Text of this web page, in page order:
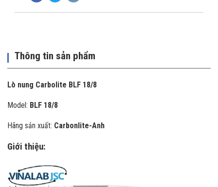
Thông tin sản phẩm
Lò nung Carbolite BLF 18/8
Model: BLF 18/8
Hãng sản xuất: Carbonlite-Anh
Giới thiệu: